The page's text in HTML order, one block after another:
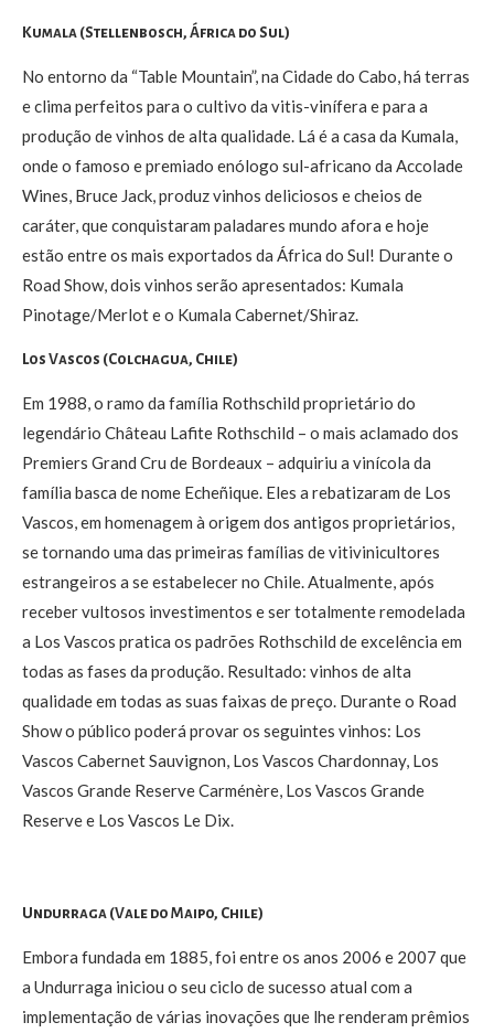
Kumala (Stellenbosch, África do Sul)
No entorno da “Table Mountain”, na Cidade do Cabo, há terras
e clima perfeitos para o cultivo da vitis-vinífera e para a
produção de vinhos de alta qualidade. Lá é a casa da Kumala,
onde o famoso e premiado enólogo sul-africano da Accolade
Wines, Bruce Jack, produz vinhos deliciosos e cheios de
caráter, que conquistaram paladares mundo afora e hoje
estão entre os mais exportados da África do Sul! Durante o
Road Show, dois vinhos serão apresentados: Kumala
Pinotage/Merlot e o Kumala Cabernet/Shiraz.
Los Vascos (Colchagua, Chile)
Em 1988, o ramo da família Rothschild proprietário do
legendário Château Lafite Rothschild – o mais aclamado dos
Premiers Grand Cru de Bordeaux – adquiriu a vinícola da
família basca de nome Echeñique. Eles a rebatizaram de Los
Vascos, em homenagem à origem dos antigos proprietários,
se tornando uma das primeiras famílias de vitivinicultores
estrangeiros a se estabelecer no Chile. Atualmente, após
receber vultosos investimentos e ser totalmente remodelada
a Los Vascos pratica os padrões Rothschild de excelência em
todas as fases da produção. Resultado: vinhos de alta
qualidade em todas as suas faixas de preço. Durante o Road
Show o público poderá provar os seguintes vinhos: Los
Vascos Cabernet Sauvignon, Los Vascos Chardonnay, Los
Vascos Grande Reserve Carménère, Los Vascos Grande
Reserve e Los Vascos Le Dix.
Undurraga (Vale do Maipo, Chile)
Embora fundada em 1885, foi entre os anos 2006 e 2007 que
a Undurraga iniciou o seu ciclo de sucesso atual com a
implementação de várias inovações que lhe renderam prêmios